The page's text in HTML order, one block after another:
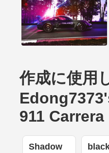
作成に使用
911 Carrera
Shadow